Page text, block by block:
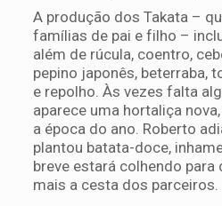
A produção dos Takata –
famílias de pai e filho –
além de rúcula, coentro,
pepino japonês, beterraba,
e repolho. Às vezes falta
aparece uma hortaliça
a época do ano. Roberto
plantou batata-doce,
breve estará colhendo
mais a cesta dos parceiros.